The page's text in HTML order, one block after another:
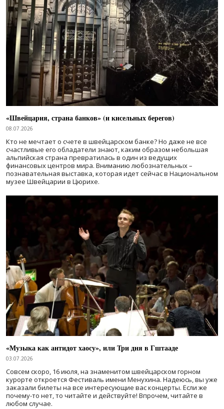
«Швейцария, страна банков» (и кисельных берегов)
08.07.2026
Кто не мечтает о счете в швейцарском банке? Но даже не все
счастливые его обладатели знают, каким образом небольшая
альпийская страна превратилась в один из ведущих
финансовых центров мира. Вниманию любознательных –
познавательная выставка, которая идет сейчас в Национальном
музее Швейцарии в Цюрихе.
«Музыка как антидот хаосу», или Три дня в Гштааде
03.07.2026
Совсем скоро, 16 июля, на знаменитом швейцарском горном
курорте откроется Фестиваль имени Менухина. Надеюсь, вы уже
заказали билеты на все интересующие вас концерты. Если же
почему-то нет, то читайте и действуйте! Впрочем, читайте в
любом случае.